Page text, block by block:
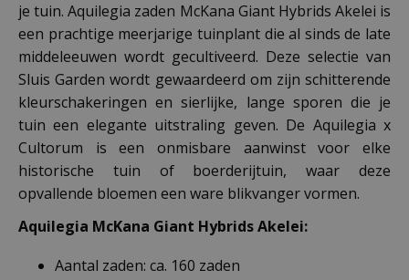
je tuin. Aquilegia zaden McKana Giant Hybrids Akelei is
een prachtige meerjarige tuinplant die al sinds de late
middeleeuwen wordt gecultiveerd. Deze selectie van
Sluis Garden wordt gewaardeerd om zijn schitterende
kleurschakeringen en sierlijke, lange sporen die je
tuin een elegante uitstraling geven. De Aquilegia x
Cultorum is een onmisbare aanwinst voor elke
historische tuin of boerderijtuin, waar deze
opvallende bloemen een ware blikvanger vormen.
Aquilegia McKana Giant Hybrids Akelei:
Aantal zaden: ca. 160 zaden